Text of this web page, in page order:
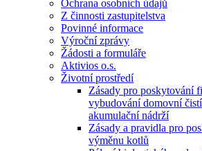
Ochrana osobních údajů
Z činnosti zastupitelstva
Povinné informace
Výroční zprávy
Žádosti a formuláře
Aktivios o.s.
Životní prostředí
Zásady pro poskytování
vybudování domovní
akumulační nádrží
Zásady a pravidla pro
výměnu kotlů